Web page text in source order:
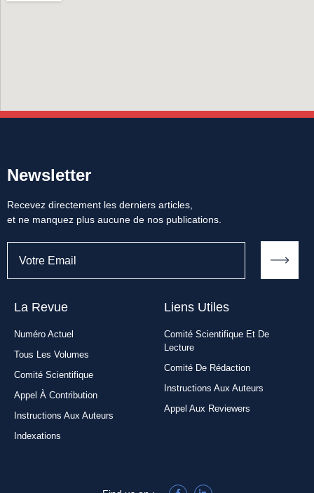
Newsletter
Recevez directement les derniers articles,
et ne manquez plus aucune de nos publications.
La Revue
Numéro Actuel
Tous Les Volumes
Comité Scientifique
Appel À Contribution
Instructions Aux Auteurs
Indexations
Liens Utiles​
Comité Scientifique Et De
Lecture
Comité De Rédaction
Instructions Aux Auteurs
Appel Aux Reviewers